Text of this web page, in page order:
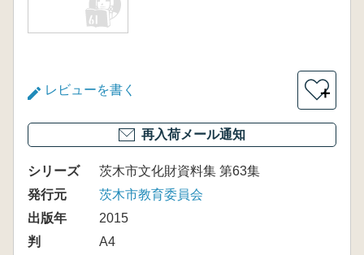
レビューを書く ＋
再入荷メール通知
シリーズ
茨木市文化財資料集 第63集
発行元
茨木市教育委員会
出版年
2015
判
A4